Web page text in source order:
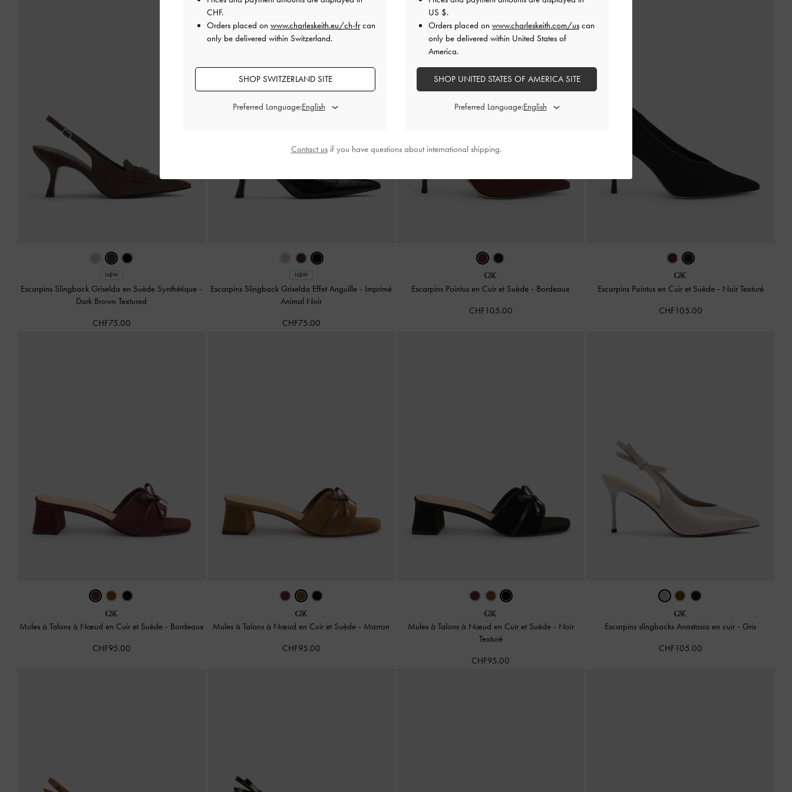
NEW
Escarpins Slingback Griselda en Suède Synthétique -
Dark Brown Textured
CHF75.00
NEW
Escarpins Slingback Griselda Effet Anguille - Imprimé
Animal Noir
CHF75.00
Escarpins Pointus en Cuir et Suède - Bordeaux
CHF105.00
Escarpins Pointus en Cuir et Suède - Noir Texturé
CHF105.00
Mules à Talons à Nœud en Cuir et Suède - Bordeaux
CHF95.00
Mules à Talons à Nœud en Cuir et Suède - Marron
CHF95.00
Mules à Talons à Nœud en Cuir et Suède - Noir
Texturé
CHF95.00
Escarpins slingbacks Anastasia en cuir - Gris
CHF105.00
CHF.
Orders placed on www.charleskeith.eu/ch-frcan
only be delivered within Switzerland.
SHOP SWITZERLAND SITE
Preferred Language:
US $.
Orders placed on www.charleskeith.com/us can
only be delivered within United States of
America.
SHOP UNITED STATES OF AMERICA SITE
Preferred Language:
Contact usif you have questions about international shipping.